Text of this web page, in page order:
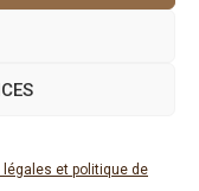
légales et politique de